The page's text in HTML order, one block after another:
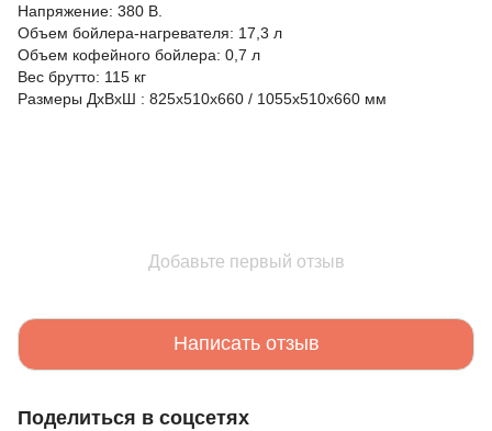
Напряжение: 380 В.
Объем бойлера-нагревателя: 17,3 л
Объем кофейного бойлера: 0,7 л
Вес брутто: 115 кг
Размеры ДxВxШ : 825x510x660 / 1055x510x660 мм
Добавьте первый отзыв
Написать отзыв
Поделиться в соцсетях